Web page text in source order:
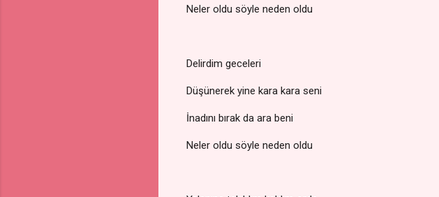
Neler oldu söyle neden oldu​
Delirdim geceleri
Düşünerek yine kara kara seni
İnadını bırak da ara beni
Neler oldu söyle neden oldu​​​